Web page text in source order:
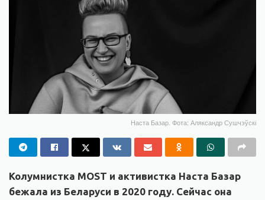
Наста Базар. Фота: Аляксандр Сушчэўскі
Колумнистка MOST и активистка Наста Базар
бежала из Беларуси в 2020 году. Сейчас она